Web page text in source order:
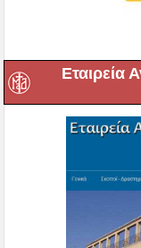
Εταιρεία